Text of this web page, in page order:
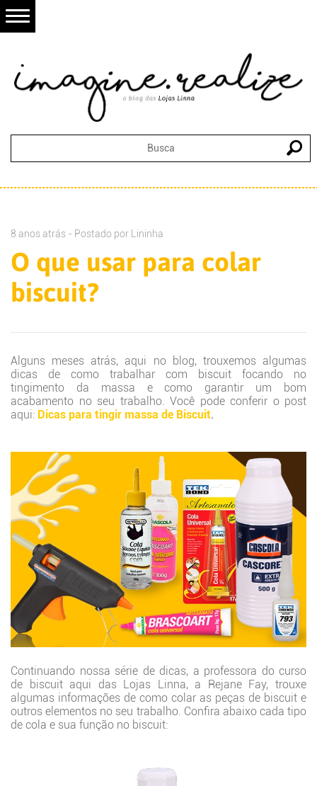
8 anos atrás - Postado por Lininha
O que usar para colar
biscuit?
Alguns meses atrás, aqui no blog, trouxemos algumas
dicas de como trabalhar com biscuit focando no
tingimento da massa e como garantir um bom
acabamento no seu trabalho. Você pode conferir o post
aqui: Dicas para tingir massa de Biscuit.
Continuando nossa série de dicas, a professora do curso
de biscuit aqui das Lojas Linna, a Rejane Fay, trouxe
algumas informações de como colar as peças de biscuit e
outros elementos no seu trabalho. Confira abaixo cada tipo
de cola e sua função no biscuit: